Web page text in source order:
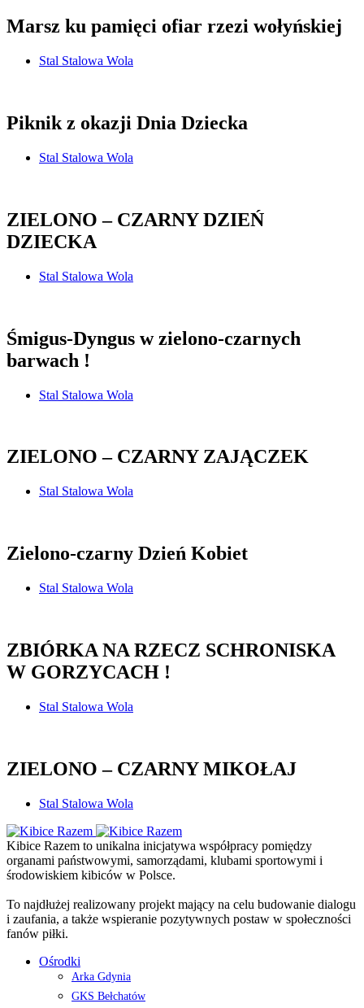
Marsz ku pamięci ofiar rzezi wołyńskiej
Stal Stalowa Wola
Piknik z okazji Dnia Dziecka
Stal Stalowa Wola
ZIELONO – CZARNY DZIEŃ
DZIECKA
Stal Stalowa Wola
Śmigus-Dyngus w zielono-czarnych
barwach !
Stal Stalowa Wola
ZIELONO – CZARNY ZAJĄCZEK
Stal Stalowa Wola
Zielono-czarny Dzień Kobiet
Stal Stalowa Wola
ZBIÓRKA NA RZECZ SCHRONISKA
W GORZYCACH !
Stal Stalowa Wola
ZIELONO – CZARNY MIKOŁAJ
Stal Stalowa Wola
Kibice Razem to unikalna inicjatywa współpracy pomiędzy
organami państwowymi, samorządami, klubami sportowymi i
środowiskiem kibiców w Polsce.
To najdłużej realizowany projekt mający na celu budowanie dialogu
i zaufania, a także wspieranie pozytywnych postaw w społeczności
fanów piłki.
Ośrodki
Arka Gdynia
GKS Bełchatów